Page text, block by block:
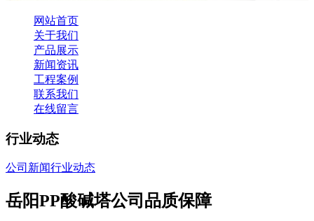
网站首页
关于我们
产品展示
新闻资讯
工程案例
联系我们
在线留言
行业动态
公司新闻行业动态
岳阳PP酸碱塔公司品质保障